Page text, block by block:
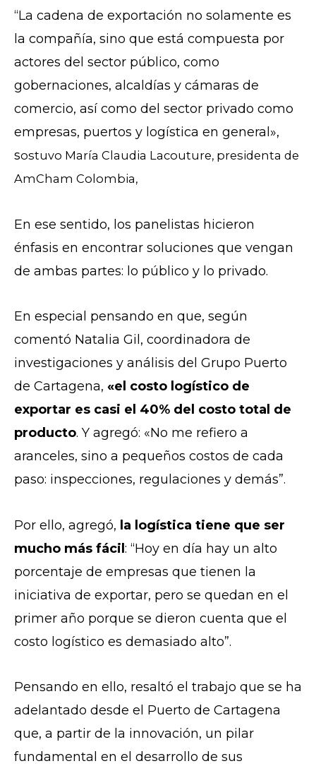
“La cadena de exportación no solamente es
la compañía, sino que está compuesta por
actores del sector público, como
gobernaciones, alcaldías y cámaras de
comercio, así como del sector privado como
empresas, puertos y logística en general»,
sostuvo María Claudia Lacouture, presidenta de
AmCham Colombia,
En ese sentido, los panelistas hicieron
énfasis en encontrar soluciones que vengan
de ambas partes: lo público y lo privado.
En especial pensando en que, según
comentó Natalia Gil, coordinadora de
investigaciones y análisis del Grupo Puerto
de Cartagena, «el costo logístico de
exportar es casi el 40% del costo total de
producto. Y agregó: «No me refiero a
aranceles, sino a pequeños costos de cada
paso: inspecciones, regulaciones y demás”.
Por ello, agregó, la logística tiene que ser
mucho más fácil : “Hoy en día hay un alto
porcentaje de empresas que tienen la
iniciativa de exportar, pero se quedan en el
primer año porque se dieron cuenta que el
costo logístico es demasiado alto”.
Pensando en ello, resaltó el trabajo que se ha
adelantado desde el Puerto de Cartagena
que, a partir de la innovación, un pilar
fundamental en el desarrollo de sus